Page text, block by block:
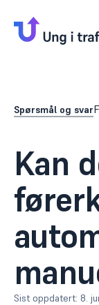
Spørsmål og svar
Kan
Sist oppdatert: 8.